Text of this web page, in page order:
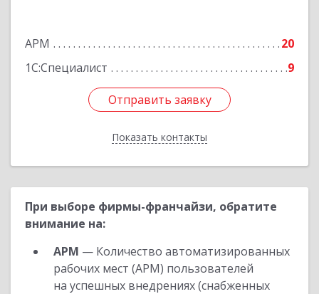
АРМ
20
1С:Специалист
9
Отправить заявку
Показать контакты
Подробнее
Отправить заявку
Назад
При выборе фирмы-франчайзи, обратите
внимание на:
АРМ — Количество автоматизированных
рабочих мест (АРМ) пользователей
на успешных внедрениях (снабженных